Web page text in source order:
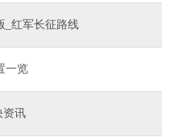
_红军长征路线
一览
资讯